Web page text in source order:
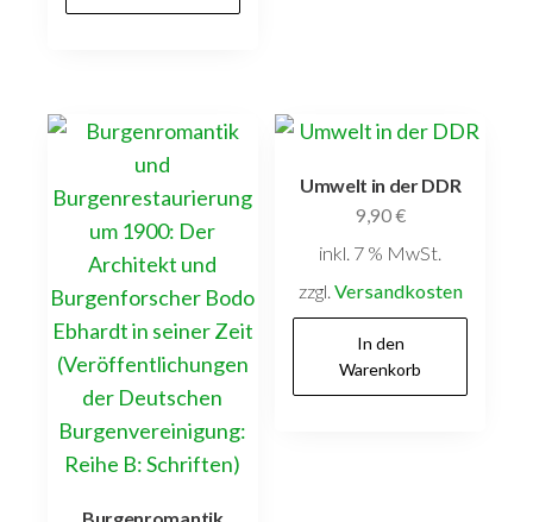
Burgenromantik
Umwelt in der DDR
9,90€
inkl. 7 % MwSt.
zzgl. Versandkosten
In den
Warenkorb